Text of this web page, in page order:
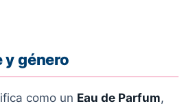
y género
como un Eau de Parfum,